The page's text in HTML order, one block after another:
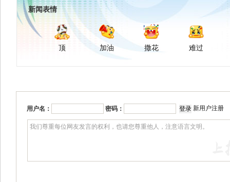
新闻表情
顶 加油 撒花 难过
用户名： 密码： 新用户注册